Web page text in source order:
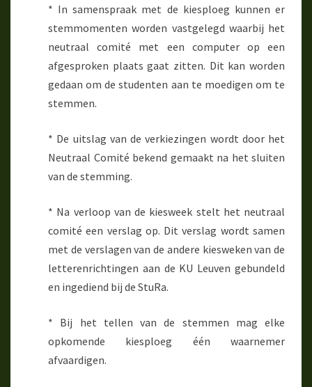
* In samenspraak met de kiesploeg kunnen er
stemmomenten worden vastgelegd waarbij het
neutraal comité met een computer op een
afgesproken plaats gaat zitten. Dit kan worden
gedaan om de studenten aan te moedigen om te
stemmen.
* De uitslag van de verkiezingen wordt door het
Neutraal Comité bekend gemaakt na het sluiten
van de stemming.
* Na verloop van de kiesweek stelt het neutraal
comité een verslag op. Dit verslag wordt samen
met de verslagen van de andere kiesweken van de
letterenrichtingen aan de KU Leuven gebundeld
en ingediend bij de StuRa.
* Bij het tellen van de stemmen mag elke
opkomende kiesploeg één waarnemer
afvaardigen.